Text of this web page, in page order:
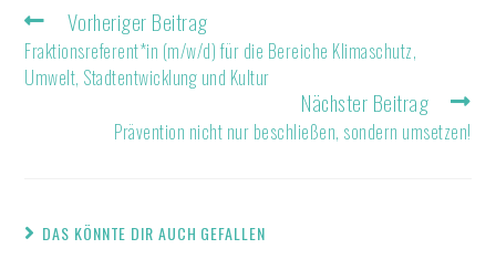
Vorheriger Beitrag
Fraktionsreferent*in (m/w/d) für die Bereiche Klimaschutz,
Umwelt, Stadtentwicklung und Kultur
Nächster Beitrag
Prävention nicht nur beschließen, sondern umsetzen!
DAS KÖNNTE DIR AUCH GEFALLEN